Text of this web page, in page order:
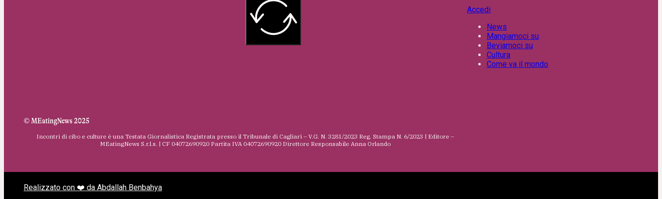
Accedi
News
Mangiamoci su
Beviamoci su
Cultura
Come va il mondo
© MEatingNews 2025
Incontri di cibo e culture è una Testata Giornalistica Registrata presso il Tribunale di Cagliari – V.G. N. 3281/2023 Reg. Stampa N. 6/2023 | Editore –
MEatingNews S.r.l.s. | CF 04072690920 Partita IVA 04072690920 Direttore Responsabile Anna Orlando
Realizzato con ❤️ da Abdallah Benbahya